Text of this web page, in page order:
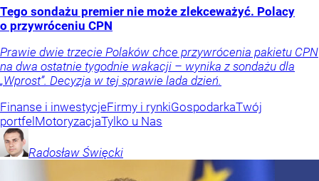
Tego sondażu premier nie może zlekceważyć. Polacy
o przywróceniu CPN
Prawie dwie trzecie Polaków chce przywrócenia pakietu CPN
na dwa ostatnie tygodnie wakacji – wynika z sondażu dla
„Wprost”. Decyzja w tej sprawie lada dzień.
Finanse i inwestycjeFirmy i rynkiGospodarkaTwój
portfelMotoryzacjaTylko u Nas
Radosław Święcki